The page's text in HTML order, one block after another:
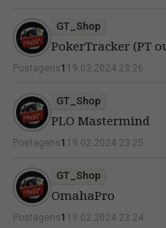
GT_Shop
PokerTracker (PT
Postagens1 19.02.2024 23:26
GT_Shop
PLO Mastermind
Postagens1 19.02.2024 23:25
GT_Shop
OmahaPro
Postagens1 19.02.2024 23:24